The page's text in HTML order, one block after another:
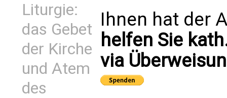
Liturgie:
das Gebet
der Kirche
und Atem
des
Ihnen hat der
helfen Sie
via